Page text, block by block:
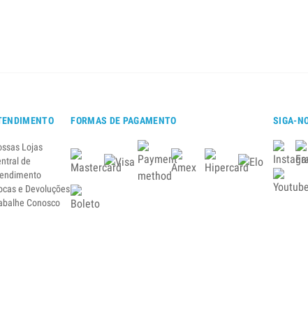
Lojas
de
e Devoluções
Conosco
FORMAS DE PAGAMENTO SIGA-